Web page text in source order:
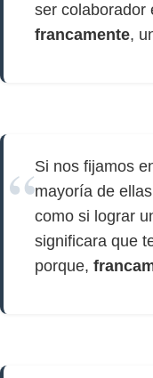
ser colaborador
francamente,
Si nos fijamos
mayoría de
como si lograr
significara que
porque,